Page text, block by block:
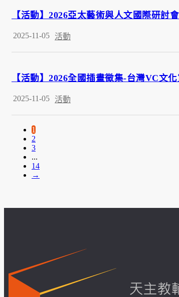
【活動】2026亞太藝術與人文國際研討
2025-11-05 活動
【活動】2026全國插畫徵集-台灣VC文化
2025-11-05 活動
1
2
3
...
14
→